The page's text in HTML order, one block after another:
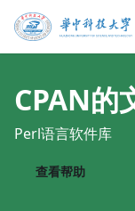
CPAN的
Perl语言软件库
查看帮助